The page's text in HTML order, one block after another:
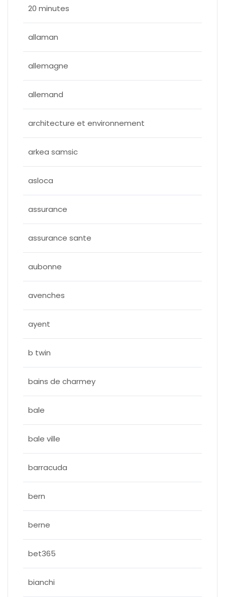
20 minutes
allaman
allemagne
allemand
architecture et environnement
arkea samsic
asloca
assurance
assurance sante
aubonne
avenches
ayent
b twin
bains de charmey
bale
bale ville
barracuda
bern
berne
bet365
bianchi